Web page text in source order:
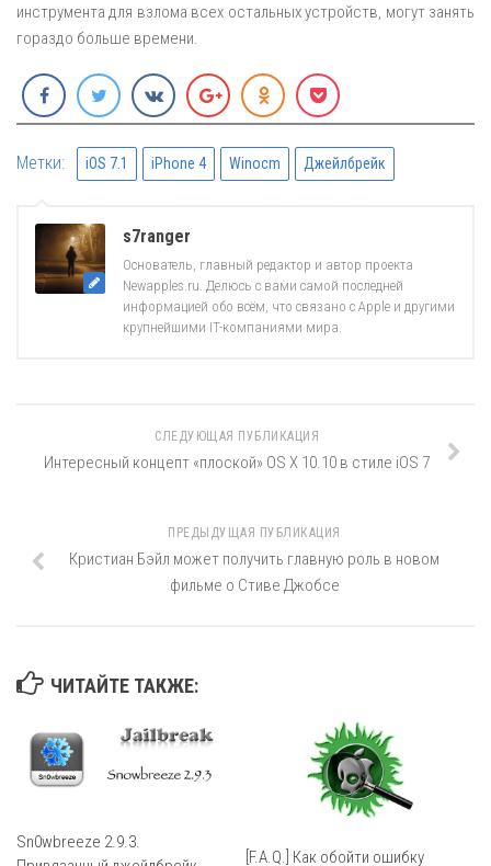
инструмента для взлома всех остальных устройств, могут занять
гораздо больше времени.
Метки: iOS 7.1 iPhone 4 Winocm Джейлбрейк
s7ranger
Основатель, главный редактор и автор проекта
Newapples.ru. Делюсь с вами самой последней
информацией обо всём, что связано с Apple и другими
крупнейшими IT-компаниями мира.
СЛЕДУЮЩАЯ ПУБЛИКАЦИЯ
Интересный концепт «плоской» OS X 10.10 в стиле iOS 7
ПРЕДЫДУЩАЯ ПУБЛИКАЦИЯ
Кристиан Бэйл может получить главную роль в новом
фильме о Стиве Джобсе
ЧИТАЙТЕ ТАКЖЕ:
Sn0wbreeze 2.9.3.
[F.A.Q.] Как обойти ошибку